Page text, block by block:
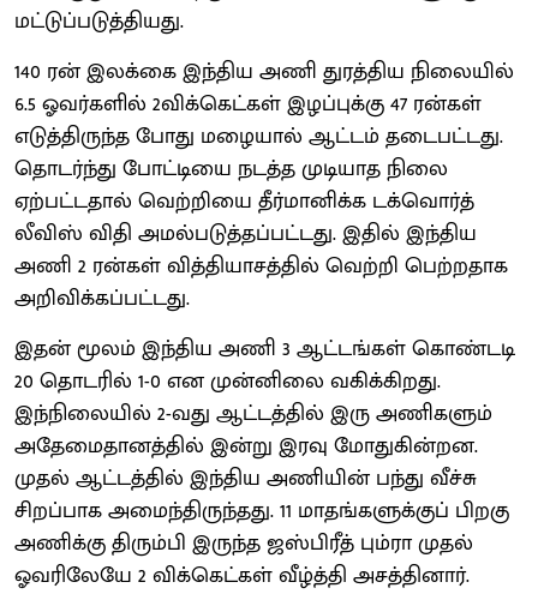
மட்டுப்படுத்தியது.
140 ரன் இலக்கை இந்திய அணி துரத்திய நிலையில்
6.5 ஓவர்களில் 2விக்கெட்கள் இழப்புக்கு 47 ரன்கள்
எடுத்திருந்த போது மழையால் ஆட்டம் தடைபட்டது.
தொடர்ந்து போட்டியை நடத்த முடியாத நிலை
ஏற்பட்டதால் வெற்றியை தீர்மானிக்க டக்வொர்த்
லீவிஸ் விதி அமல்படுத்தப்பட்டது. இதில் இந்திய
அணி 2 ரன்கள் வித்தியாசத்தில் வெற்றி பெற்றதாக
அறிவிக்கப்பட்டது.
இதன் மூலம் இந்திய அணி 3 ஆட்டங்கள் கொண்டடி
20 தொடரில் 1-0 என முன்னிலை வகிக்கிறது.
இந்நிலையில் 2-வது ஆட்டத்தில் இரு அணிகளும்
அதேமைதானத்தில் இன்று இரவு மோதுகின்றன.
முதல் ஆட்டத்தில் இந்திய அணியின் பந்து வீச்சு
சிறப்பாக அமைந்திருந்தது. 11 மாதங்களுக்குப் பிறகு
அணிக்கு திரும்பி இருந்த ஜஸ்பிரீத் பும்ரா முதல்
ஓவரிலேயே 2 விக்கெட்கள் வீழ்த்தி அசத்தினார்.